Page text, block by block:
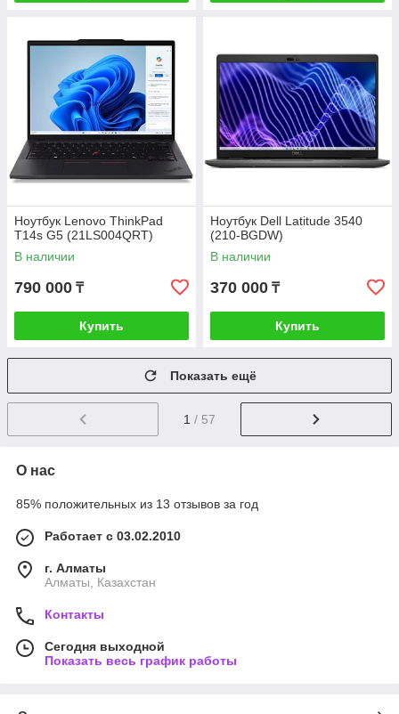
Ноутбук Lenovo ThinkPad
T14s G5 (21LS004QRT)
В наличии
790 000 ₸
Купить
Ноутбук Dell Latitude 3540
(210-BGDW)
В наличии
370 000 ₸
Купить
Показать ещё
1 / 57
О нас
85% положительных из 13 отзывов за год
Работает с 03.02.2010
г. Алматы
Алматы, Казахстан
Контакты
Сегодня выходной
Показать весь график работы